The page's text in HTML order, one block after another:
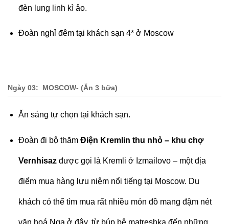
đèn lung linh kì ảo.
Đoàn nghỉ đêm tại khách sạn 4* ở Moscow
Ngày 03: MOSCOW- (Ăn 3 bữa)
Ăn sáng tự chọn tại khách sạn.
Đoàn đi bộ thăm Điện Kremlin thu nhỏ – khu chợ
Vernhisazđược gọi là Kremli ở Izmailovo – một địa
điểm mua hàng lưu niệm nổi tiếng tại Moscow. Du
khách có thể tìm mua rất nhiều món đồ mang đậm nét
văn hoá Nga ở đây, từ búp bê matreshka đến những